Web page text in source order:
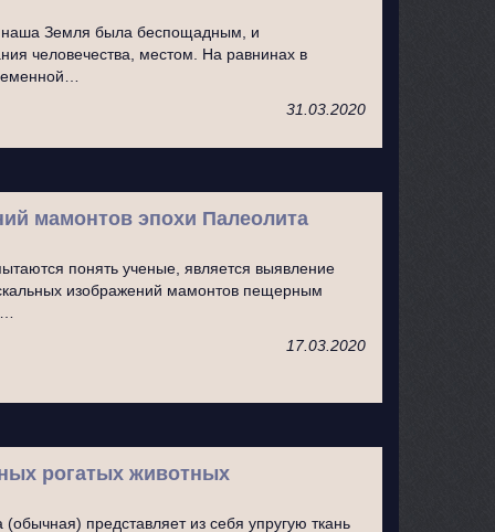
наша Земля была беспощадным, и
человечества, местом. На равнинах в
31.03.2020
мамонтов эпохи Палеолита
понять ученые, является выявление
изображений мамонтов пещерным
17.03.2020
рогатых животных
(обычная) представляет из себя упругую ткань